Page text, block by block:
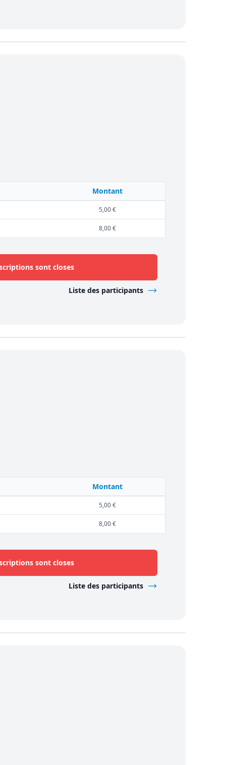
Montant
5,00 €
8,00 €
sont closes
Liste des participants
Montant
5,00 €
8,00 €
sont closes
Liste des participants